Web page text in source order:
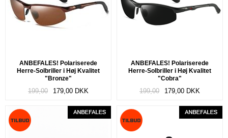
ANBEFALES! Polariserede
Herre-Solbriller i Høj Kvalitet
"Bronze"
199,00 179,00 DKK
ANBEFALES! Polariserede
Herre-Solbriller i Høj Kvalitet
"Cobra"
199,00 179,00 DKK